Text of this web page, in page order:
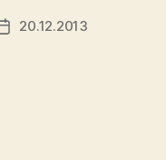
Julkaisupäivämäärä
20.12.2013